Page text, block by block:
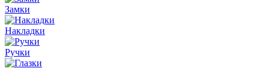
Замки
Накладки
Ручки